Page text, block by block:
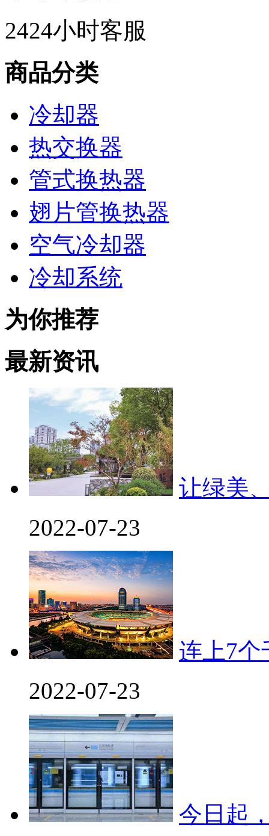
2424小时客服
商品分类
冷却器
热交换器
管式换热器
翅片管换热器
空气冷却器
冷却系统
为你推荐
最新资讯
让绿美
2022-07-23
连上7
2022-07-23
今日起